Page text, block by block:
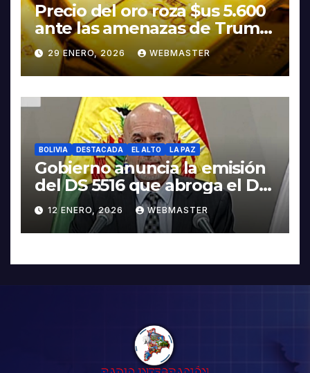
Precio del oro roza $us 5.600
ante las amenazas de Trump
contra Irán
29 ENERO, 2026 WEBMASTER
BOLIVIA DESTACADA EL ALTO LA PAZ
Gobierno anuncia la emisión
del DS 5516 que abroga el DS
5503
12 ENERO, 2026 WEBMASTER